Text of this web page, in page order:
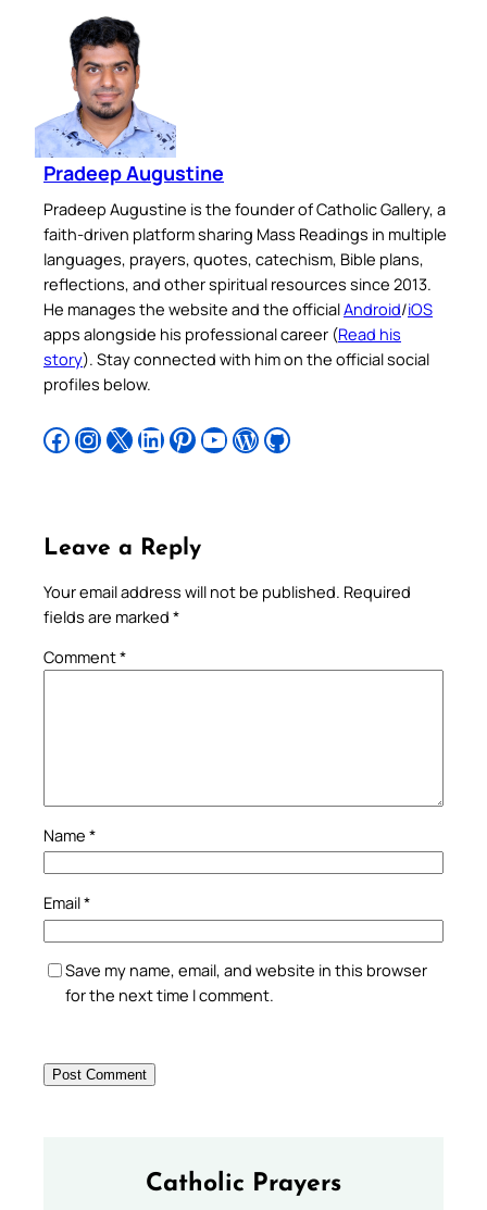
Pradeep Augustine
Pradeep Augustine is the founder of Catholic Gallery, a
faith-driven platform sharing Mass Readings in multiple
languages, prayers, quotes, catechism, Bible plans,
reflections, and other spiritual resources since 2013.
He manages the website and the officialAndroid/iOS
apps alongside his professional career (Read his
story). Stay connected with him on the official social
profiles below.
Follow Pradeep on Facebook Follow Pradeep on Instagram Follow Pradeep on X Follow Pradeep on LinkedIn Follow Pradeep on Pinterest Subscribe to Pradeep’s Youtube Channel Follow Pradeep on WordPress Follow Pradeep on GitHub
Leave a Reply
Your email address will not be published. Required
fields are marked *
Comment*
Name *
Email*
Save my name, email, and website in this browser
for the next time I comment.
Catholic Prayers